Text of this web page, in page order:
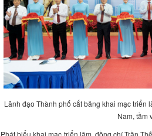
Lãnh đạo Thành phố cắt băng khai mạc triển
Nam, tầm
Phát biểu khai mạc triển lãm, đồng chí Trần